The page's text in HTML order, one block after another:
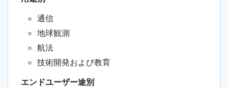
通信
地球観測
航法
技術開発および教育
エンドユーザー途別